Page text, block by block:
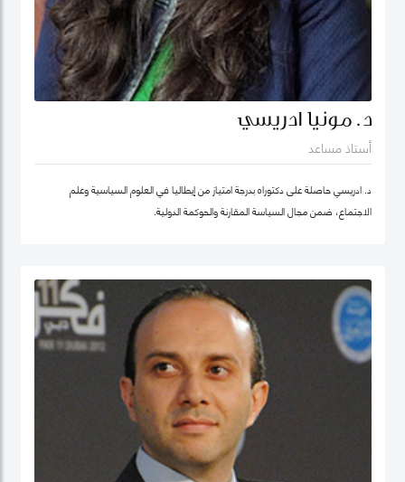
د. مونيا ادريسي
أستاذ مساعد
د. ادريسي حاصلة على دكتوراه بدرجة امتياز من إيطاليا في العلوم السياسية وعلم
الاجتماع، ضمن مجال السياسة المقارنة والحوكمة الدولية.